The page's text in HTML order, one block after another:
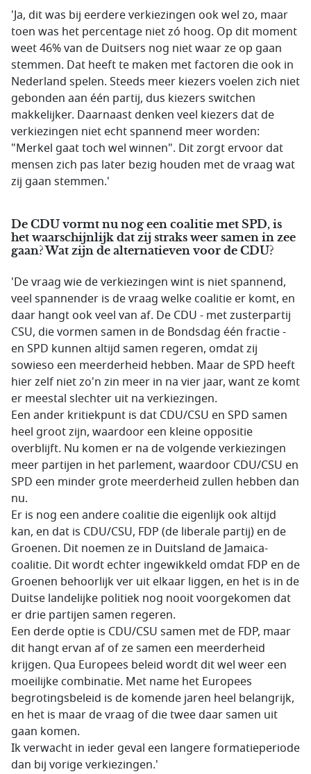
'Ja, dit was bij eerdere verkiezingen ook wel zo, maar
toen was het percentage niet zó hoog. Op dit moment
weet 46% van de Duitsers nog niet waar ze op gaan
stemmen. Dat heeft te maken met factoren die ook in
Nederland spelen. Steeds meer kiezers voelen zich niet
gebonden aan één partij, dus kiezers switchen
makkelijker. Daarnaast denken veel kiezers dat de
verkiezingen niet echt spannend meer worden:
"Merkel gaat toch wel winnen". Dit zorgt ervoor dat
mensen zich pas later bezig houden met de vraag wat
zij gaan stemmen.'
De CDU vormt nu nog een coalitie met SPD, is
het waarschijnlijk dat zij straks weer samen in zee
gaan? Wat zijn de alternatieven voor de CDU?
'De vraag wie de verkiezingen wint is niet spannend,
veel spannender is de vraag welke coalitie er komt, en
daar hangt ook veel van af. De CDU - met zusterpartij
CSU, die vormen samen in de Bondsdag één fractie -
en SPD kunnen altijd samen regeren, omdat zij
sowieso een meerderheid hebben. Maar de SPD heeft
hier zelf niet zo'n zin meer in na vier jaar, want ze komt
er meestal slechter uit na verkiezingen.
Een ander kritiekpunt is dat CDU/CSU en SPD samen
heel groot zijn, waardoor een kleine oppositie
overblijft. Nu komen er na de volgende verkiezingen
meer partijen in het parlement, waardoor CDU/CSU en
SPD een minder grote meerderheid zullen hebben dan
nu.
Er is nog een andere coalitie die eigenlijk ook altijd
kan, en dat is CDU/CSU, FDP (de liberale partij) en de
Groenen. Dit noemen ze in Duitsland de Jamaica-
coalitie. Dit wordt echter ingewikkeld omdat FDP en de
Groenen behoorlijk ver uit elkaar liggen, en het is in de
Duitse landelijke politiek nog nooit voorgekomen dat
er drie partijen samen regeren.
Een derde optie is CDU/CSU samen met de FDP, maar
dit hangt ervan af of ze samen een meerderheid
krijgen. Qua Europees beleid wordt dit wel weer een
moeilijke combinatie. Met name het Europees
begrotingsbeleid is de komende jaren heel belangrijk,
en het is maar de vraag of die twee daar samen uit
gaan komen.
Ik verwacht in ieder geval een langere formatieperiode
dan bij vorige verkiezingen.'